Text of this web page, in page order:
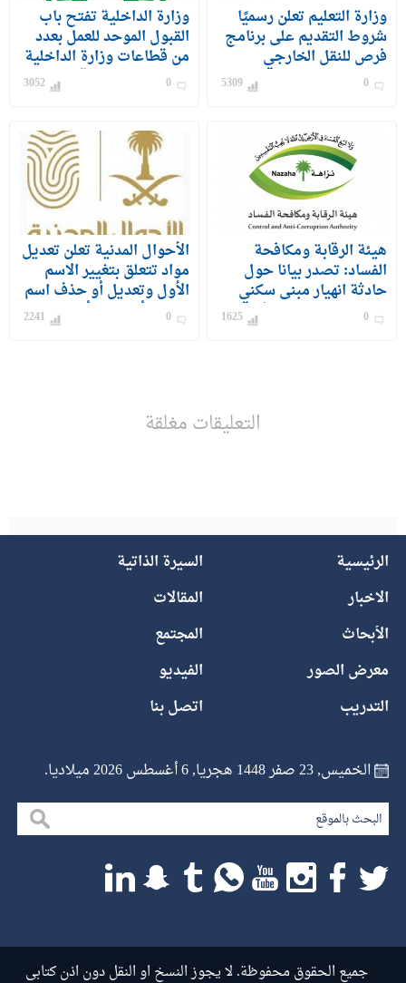
وزارة التعليم تعلن رسميًا
شروط التقديم على برنامج
فرص للنقل الخارجي
للمعلمين والمعلمات
0
5309
وزارة الداخلية تفتح باب
القبول الموحد للعمل بعدد
من قطاعات وزارة الداخلية
على رتبة وكيل رقيب –
جندي) للرجال
0
3052
هيئة الرقابة ومكافحة
الفساد: تصدر بيانا حول
حادثة انهيار مبنى سكني
بحي الفيصلية بمحافظة
جدة 0
1625
الأحوال المدنية تعلن تعديل
مواد تتعلق بتغيير الاسم
الأول وتعديل أو حذف اسم
الشهرة أو الفخذ أو القبيلة
0
2241
التعليقات مغلقة
الرئيسية
السيرة الذاتية
الاخبار
المقالات
الأبحاث
المجتمع
معرض الصور
الفيديو
التدريب
اتصل بنا
الخميس, 23 صفر 1448 هجريا, 6 أغسطس 2026 ميلاديا.
جميع الحقوق محفوظة. لا يجوز النسخ او النقل دون اذن كتابى